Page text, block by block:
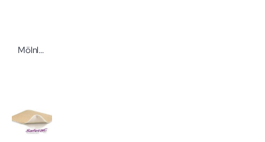
Mölnlycke Mesalt Kompressen Trockene NaCl-Kompressen/ Tamponade